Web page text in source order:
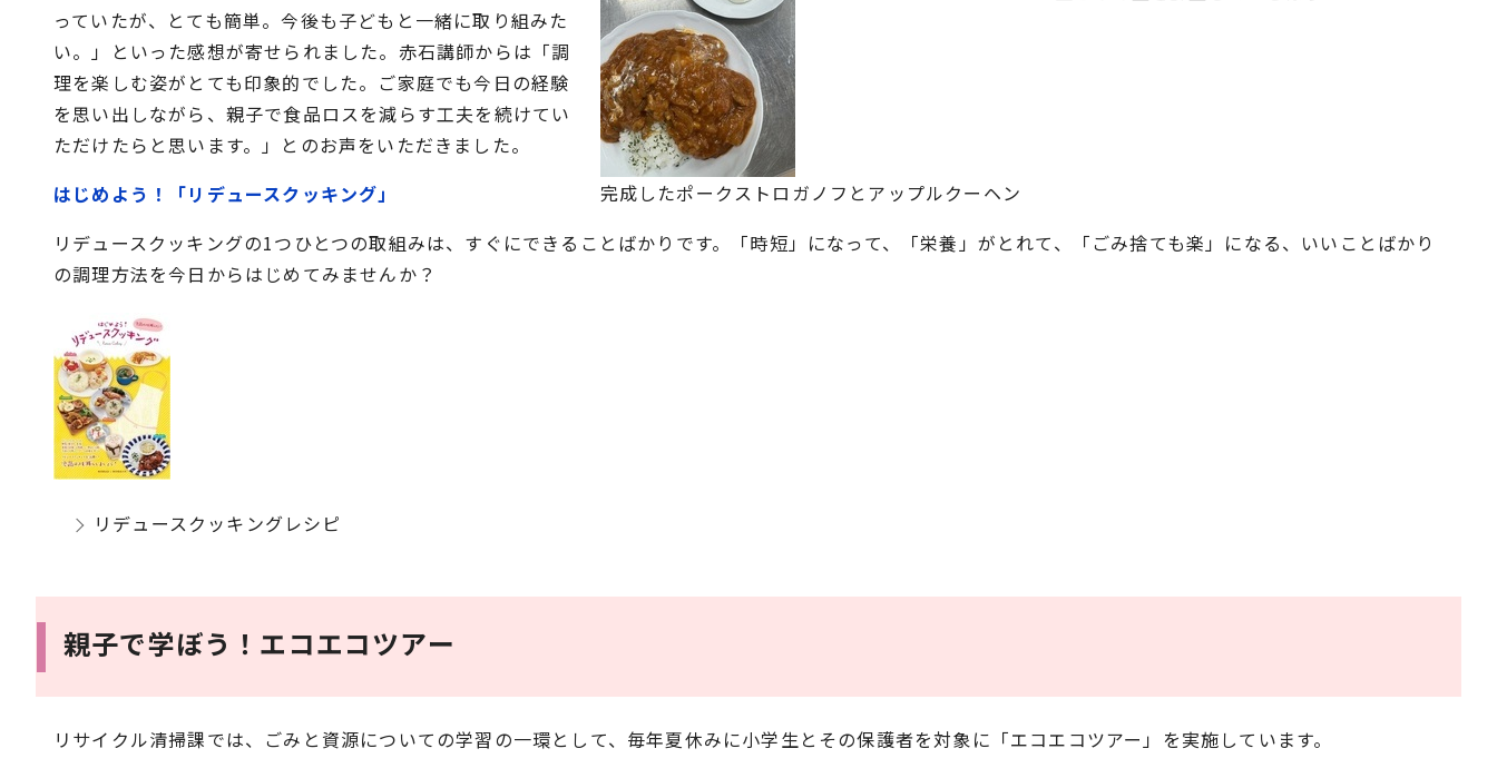
完成したポークストロガノフとアップルクーヘン
っていたが、とても簡単。今後も子どもと一緒に取り組みた
い。」といった感想が寄せられました。赤石講師からは「調
理を楽しむ姿がとても印象的でした。ご家庭でも今日の経験
を思い出しながら、親子で食品ロスを減らす工夫を続けてい
ただけたらと思います。」とのお声をいただきました。
はじめよう！「リデュースクッキング」
リデュースクッキングの1つひとつの取組みは、すぐにできることばかりです。「時短」になって、「栄養」がとれて、「ごみ捨ても楽」になる、いいことばかり
の調理方法を今日からはじめてみませんか？
リデュースクッキングレシピ
親子で学ぼう！エコエコツアー
リサイクル清掃課では、ごみと資源についての学習の一環として、毎年夏休みに小学生とその保護者を対象に「エコエコツアー」を実施しています。